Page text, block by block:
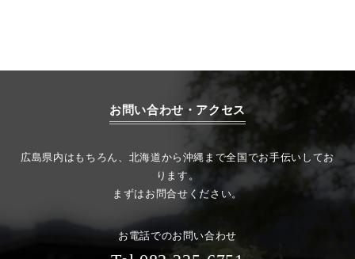
お問い合わせ・アクセス
広島県内はもちろん、北海道から沖縄まで全国でお手伝いしてお
ります。
まずはお問合せください。
お電話でのお問い合わせ